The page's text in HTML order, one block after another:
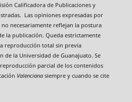
Calificadora de Publicaciones y
Las opiniones expresadas por
no necesariamente reflejan la postura
la publicación. Queda estrictamente
reproducción total sin previa
de la Universidad de Guanajuato. Se
parcial de los contenidos
Valencianasiempre y cuando se cite